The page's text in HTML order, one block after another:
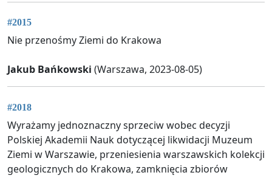
#2015
Nie przenośmy Ziemi do Krakowa
Jakub Bańkowski (Warszawa, 2023-08-05)
#2018
Wyrażamy jednoznaczny sprzeciw wobec decyzji
Polskiej Akademii Nauk dotyczącej likwidacji Muzeum
Ziemi w Warszawie, przeniesienia warszawskich kolekcji
geologicznych do Krakowa, zamknięcia zbiorów